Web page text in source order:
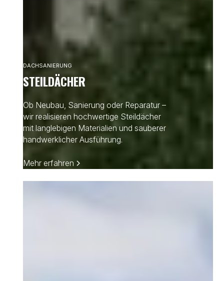
DACHSANIERUNG
STEILDÄCHER
Ob Neubau, Sanierung oder Reparatur –
wir realisieren hochwertige Steildächer
mit langlebigen Materialien und sauberer
handwerklicher Ausführung.
Mehr erfahren